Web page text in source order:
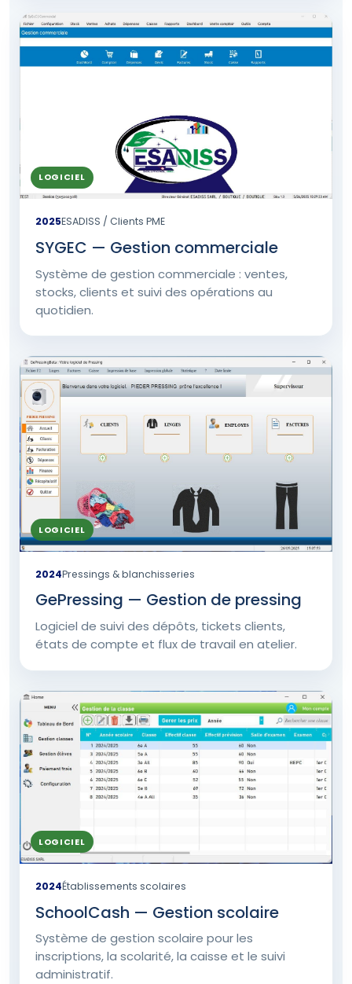
LOGICIEL
2025ESADISS / Clients PME
SYGEC — Gestion commerciale
Système de gestion commerciale : ventes,
stocks, clients et suivi des opérations au
quotidien.
LOGICIEL
2024Pressings & blanchisseries
GePressing — Gestion de pressing
Logiciel de suivi des dépôts, tickets clients,
états de compte et flux de travail en atelier.
LOGICIEL
2024Établissements scolaires
SchoolCash — Gestion scolaire
Système de gestion scolaire pour les
inscriptions, la scolarité, la caisse et le suivi
administratif.